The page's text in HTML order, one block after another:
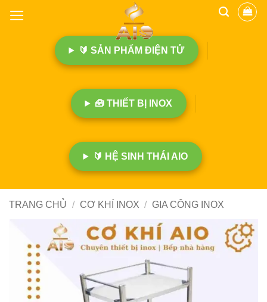
🔰 SẢN PHẨM ĐIỆN TỬ
🧰 THIẾT BỊ INOX
🔰 HỆ SINH THÁI AIO
TRANG CHỦ / CƠ KHÍ INOX / GIA CÔNG INOX